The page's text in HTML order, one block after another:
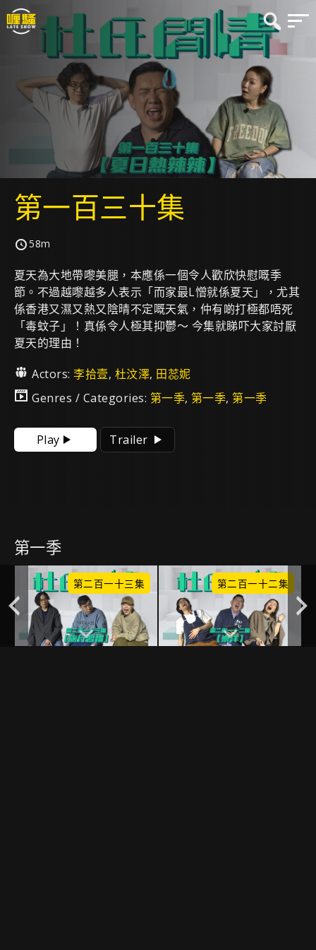
第一百三十集
58m
夏天為大地帶嚟美腿，本應係一個令人歡欣快慰嘅季
節。不過越嚟越多人表示「而家最L憎就係夏天」，尤其
係香港又濕又熱又陰晴不定嘅天氣，仲有啲打極都唔死
「毒蚊子」！真係令人極其抑鬱～ 今集就睇吓大家討厭
夏天的理由！
Actors:李拾壹, 杜汶澤, 田蕊妮
Genres / Categories: 第一季, 第一季, 第一季
Play Trailer
第一季
第二百一十三集 第二百一十二集